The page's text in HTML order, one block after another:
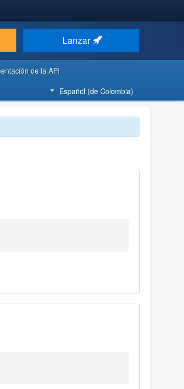
Lanzar
de la API
Español (de Colombia)